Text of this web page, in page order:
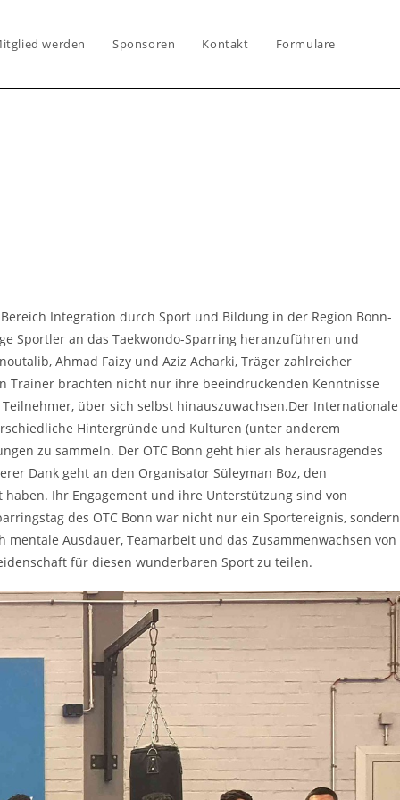
werden Sponsoren Kontakt Formulare
Integration durch Sport und Bildung in der Region Bonn-
Sportler an das Taekwondo-Sparring heranzuführen und
Ahmad Faizy und Aziz Acharki, Träger zahlreicher
Trainer brachten nicht nur ihre beeindruckenden Kenntnisse
über sich selbst hinauszuwachsen.Der Internationale
Hintergründe und Kulturen (unter anderem
zu sammeln. Der OTC Bonn geht hier als herausragendes
Dank geht an den Organisator Süleyman Boz, den
Ihr Engagement und ihre Unterstützung sind von
des OTC Bonn war nicht nur ein Sportereignis, sondern
Ausdauer, Teamarbeit und das Zusammenwachsen von
für diesen wunderbaren Sport zu teilen.